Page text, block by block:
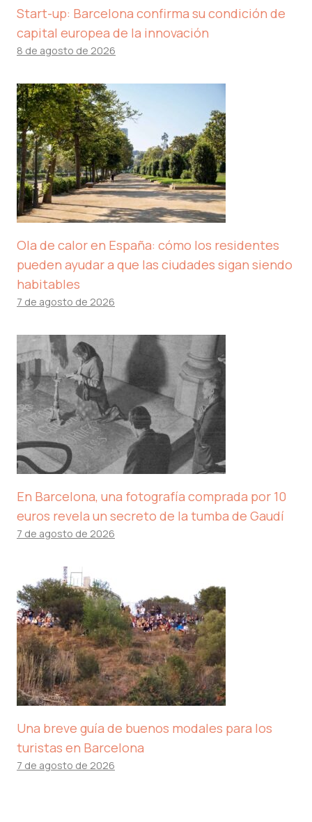
Start-up: Barcelona confirma su condición de
capital europea de la innovación
8 de agosto de 2026
Ola de calor en España: cómo los residentes
pueden ayudar a que las ciudades sigan siendo
habitables
7 de agosto de 2026
En Barcelona, ​​una fotografía comprada por 10
euros revela un secreto de la tumba de Gaudí
7 de agosto de 2026
Una breve guía de buenos modales para los
turistas en Barcelona
7 de agosto de 2026